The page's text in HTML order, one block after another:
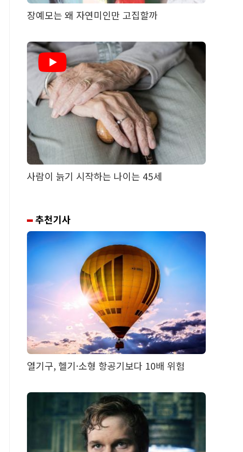
장예모는 왜 자연미인만 고집할까
사람이 늙기 시작하는 나이는 45세
추천기사
열기구, 헬기·소형 항공기보다 10배 위험